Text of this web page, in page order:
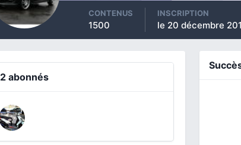
CONTENUS
1500
INSCRIPTION
le 20 décembre
2 abonnés